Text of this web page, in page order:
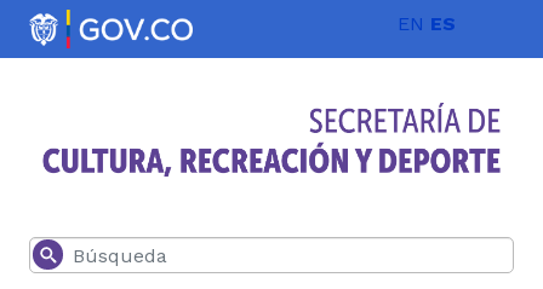
Pasar al contenido principal EN ES
Buscar